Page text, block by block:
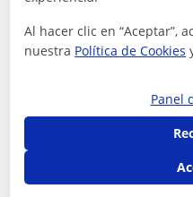
porcentaje de aproBados.
resultados
farmacia y amplia
Persona con mucha
Manuel
Al hacer clic en “Aceptar”,
nuestra Política de Cookies
Panel